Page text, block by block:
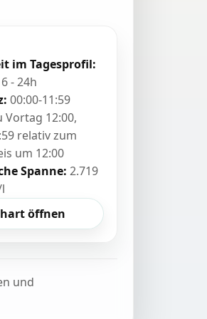
im Tagesprofil:
- 24h
00:00-11:59
Vortag 12:00,
relativ zum
um 12:00
Spanne: 2.719
öffnen
und